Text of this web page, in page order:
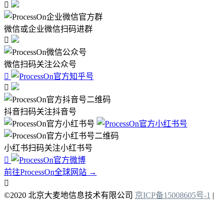

微信或企业微信扫码进群

微信扫码关注公众号


抖音扫码关注抖音号
小红书扫码关注小红书号

前往ProcessOn全球网站 →

©2020 北京大麦地信息技术有限公司 京ICP备15008605号-1 |